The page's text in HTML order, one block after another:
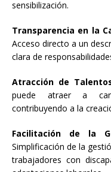
sensibilización.
Transparencia en la
Acceso directo a un
clara de
Atracción de
puede atraer a
contribuyendo a la
Facilitación de la
Simplificación de la
trabajadores con